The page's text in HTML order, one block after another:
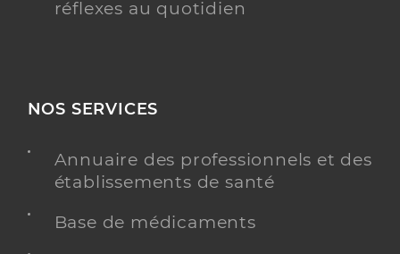
réflexes au quotidien
NOS SERVICES
Annuaire des professionnels et des
établissements de santé
Base de médicaments